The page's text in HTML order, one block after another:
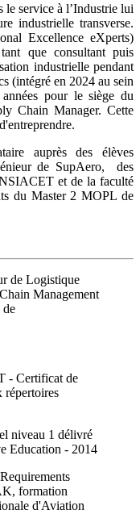
le service à l’Industrie lui
industrielle transverse.
Excellence eXperts)
que consultant puis
industrielle pendant
(intégré en 2024 au sein
pour le siège du
Chain Manager. Cette
auprès des élèves
de SupAero, des
et de la faculté
du Master 2 MOPL de
de Logistique
Management
de
Certificat de
répertoires
niveau 1 délivré
Education - 2014
formation
d'Aviation